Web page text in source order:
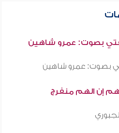
بصوت: عمرو شاهين
بصوت: عمرو شاهين
إن الهم منفرج